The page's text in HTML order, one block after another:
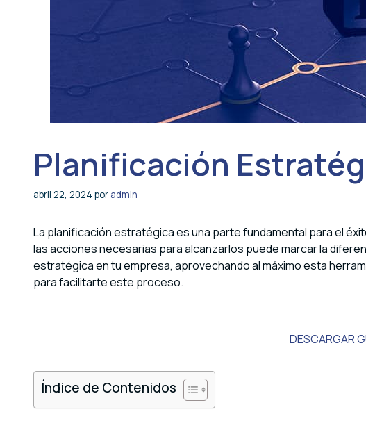
Planificación
abril 22, 2024 por admin
La planificación estratégica es una parte fundamental para el
las acciones necesarias para alcanzarlos puede marcar la
estratégica en tu empresa, aprovechando al máximo esta
para facilitarte este proceso.
DESCARGAR
Índice de Contenidos